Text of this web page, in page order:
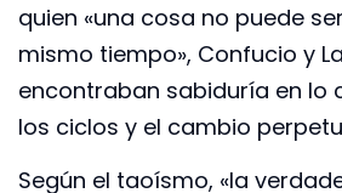
quien «una cosa no puede
mismo tiempo», Confucio y
encontraban sabiduría en lo
los ciclos y el cambio
Según el taoísmo, «la